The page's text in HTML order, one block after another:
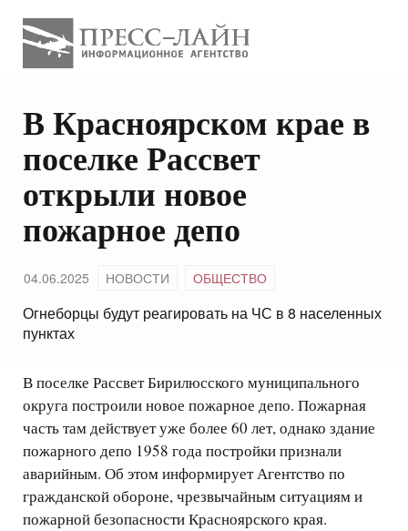
В Красноярском крае в
поселке Рассвет
открыли новое
пожарное депо
04.06.2025 НОВОСТИ ОБЩЕСТВО
Огнеборцы будут реагировать на ЧС в 8 населенных
пунктах
В поселке Рассвет Бирилюсского муниципального
округа построили новое пожарное депо. Пожарная
часть там действует уже более 60 лет, однако здание
пожарного депо 1958 года постройки признали
аварийным. Об этом информирует Агентство по
гражданской обороне, чрезвычайным ситуациям и
пожарной безопасности Красноярского края.